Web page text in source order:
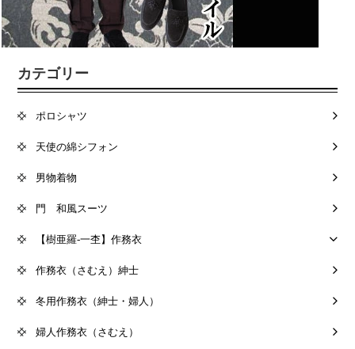
カテゴリー
ポロシャツ
天使の綿シフォン
男物着物
門 和風スーツ
【樹亜羅-一杢】作務衣
作務衣（さむえ）紳士
冬用作務衣（紳士・婦人）
婦人作務衣（さむえ）